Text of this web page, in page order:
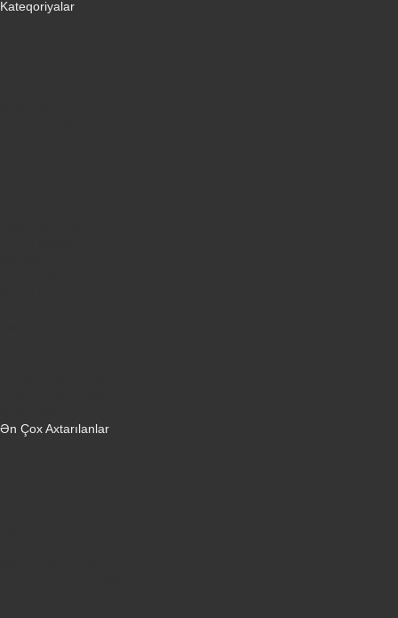
Kateqoriyalar
Ən Çox Axtarılanlar